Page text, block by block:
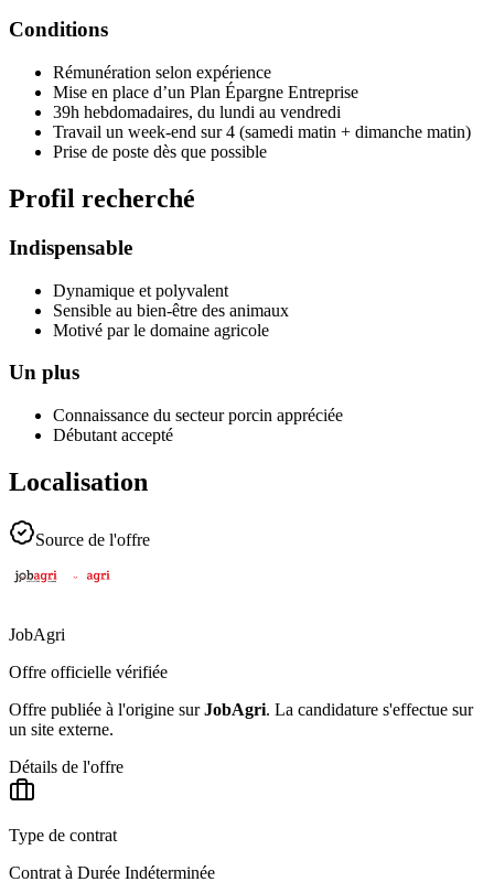
Conditions
Rémunération selon expérience
Mise en place d’un Plan Épargne Entreprise
39h hebdomadaires, du lundi au vendredi
Travail un week-end sur 4 (samedi matin + dimanche matin)
Prise de poste dès que possible
Profil recherché
Indispensable
Dynamique et polyvalent
Sensible au bien-être des animaux
Motivé par le domaine agricole
Un plus
Connaissance du secteur porcin appréciée
Débutant accepté
Localisation
Source de l'offre
JobAgri
Offre officielle vérifiée
Offre publiée à l'origine sur JobAgri. La candidature s'effectue sur
un site externe.
Détails de l'offre
Type de contrat
Contrat à Durée Indéterminée